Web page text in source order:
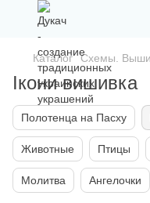
Каталог Схемы.
Ікони вишивка
Полотенца на Пасху
Животные Птицы
Молитва Ангелочки